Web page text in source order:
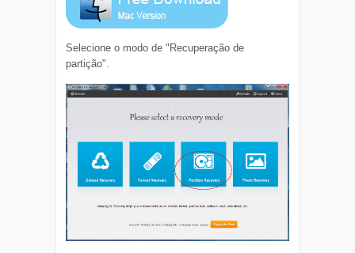
Selecione o modo de "Recuperação de
partição".